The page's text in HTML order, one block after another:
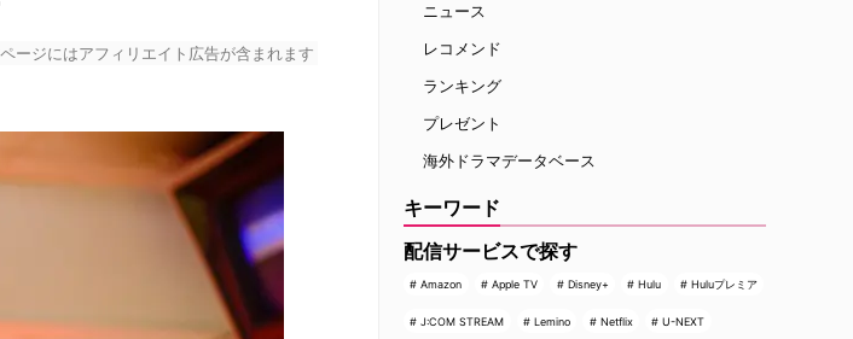
ージにはアフィリエイト広告が含まれます
ニュース
レコメンド
ランキング
プレゼント
海外ドラマデータベース
キーワード
配信サービスで探す
Amazon Apple TV Disney+ Hulu Huluプレミア
J:COM STREAM Lemino Netflix U-NEXT